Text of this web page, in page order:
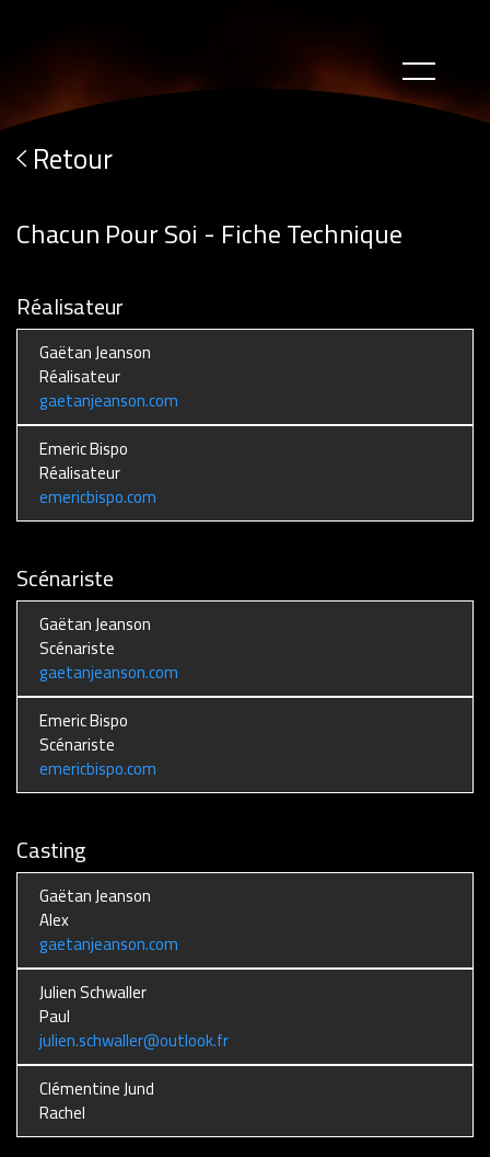
Retour
Chacun Pour Soi - Fiche Technique
Réalisateur
Gaëtan Jeanson
Réalisateur
gaetanjeanson.com
Emeric Bispo
Réalisateur
emericbispo.com
Scénariste
Gaëtan Jeanson
Scénariste
gaetanjeanson.com
Emeric Bispo
Scénariste
emericbispo.com
Casting
Gaëtan Jeanson
Alex
gaetanjeanson.com
Julien Schwaller
Paul
julien.schwaller@outlook.fr
Clémentine Jund
Rachel